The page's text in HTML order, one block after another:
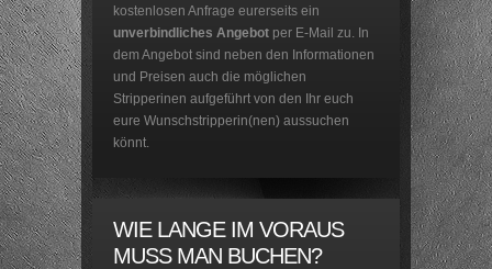
kostenlosen Anfrage eurerseits ein
unverbindliches Angebot per E-Mail zu. In
dem Angebot sind neben den Informationen
und Preisen auch die möglichen
Stripperinen aufgeführt von den Ihr euch
eure Wunschstripperin(nen) aussuchen
könnt.
WIE LANGE IM VORAUS
MUSS MAN BUCHEN?